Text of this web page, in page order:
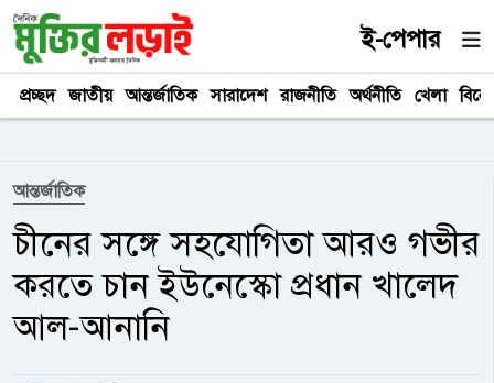
ই-পেপার
প্রচ্ছদ জাতীয় আন্তর্জাতিক সারাদেশ রাজনীতি অর্থনীতি খেলা
আন্তর্জাতিক
চীনের সঙ্গে সহযোগিতা আরও গভীর
করতে চান ইউনেস্কো প্রধান খালেদ
আল-আনানি